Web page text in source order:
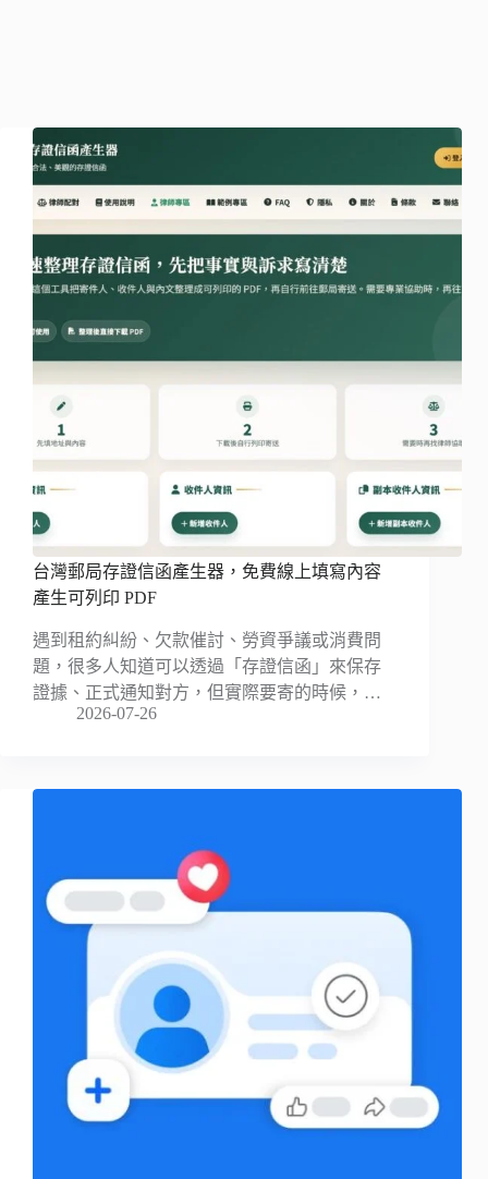
台灣郵局存證信函產生器，免費線上填寫內容
產生可列印 PDF
遇到租約糾紛、欠款催討、勞資爭議或消費問
題，很多人知道可以透過「存證信函」來保存
證據、正式通知對方，但實際要寄的時候，…
2026-07-26